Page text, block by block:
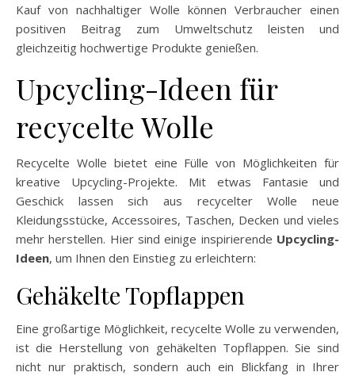
Kauf von nachhaltiger Wolle können Verbraucher einen
positiven Beitrag zum Umweltschutz leisten und
gleichzeitig hochwertige Produkte genießen.
Upcycling-Ideen für
recycelte Wolle
Recycelte Wolle bietet eine Fülle von Möglichkeiten für
kreative Upcycling-Projekte. Mit etwas Fantasie und
Geschick lassen sich aus recycelter Wolle neue
Kleidungsstücke, Accessoires, Taschen, Decken und vieles
mehr herstellen. Hier sind einige inspirierende Upcycling-
Ideen, um Ihnen den Einstieg zu erleichtern:
Gehäkelte Topflappen
Eine großartige Möglichkeit, recycelte Wolle zu verwenden,
ist die Herstellung von gehäkelten Topflappen. Sie sind
nicht nur praktisch, sondern auch ein Blickfang in Ihrer